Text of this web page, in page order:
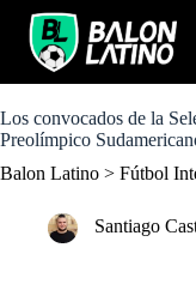
o
c
n
Los convocados de la
Preolímpico
Balon Latino > Fútbol
Santiago